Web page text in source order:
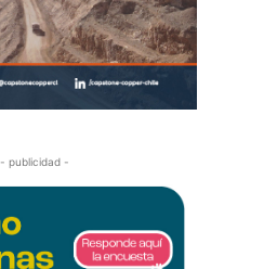
- publicidad -